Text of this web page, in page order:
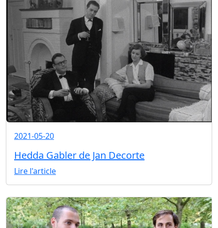
2021-05-20
Hedda Gabler de Jan Decorte
Lire l'article